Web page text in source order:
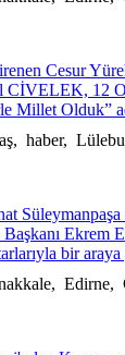
Cesur
CİVELEK, 12
Millet Olduk”
haber,
Süleymanpaşa
Ekrem
bir araya